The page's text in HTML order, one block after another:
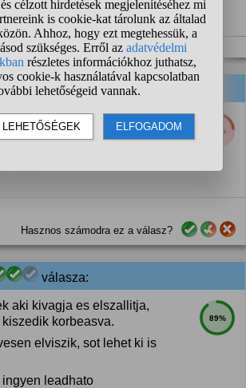
égetném lenne a jó.
válasza:
23%
teszi a kazánt és a kalyhat.
műhelyekben, hogy kell-e
kivagatasert cserébe úgy,hogy a
Hasznos számodra ez a válasz?
válasza:
89%
aki kivagja es elszallitja,
korbeasva.
elviszik, sot lehet ki is
leadhato